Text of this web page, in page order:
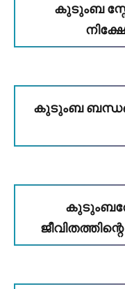
കുടുംബ
കുടുംബ